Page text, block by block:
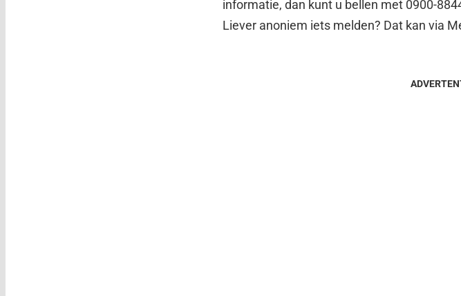
informatie, dan kunt u bellen met 0900-
Liever anoniem iets melden? Dat kan via